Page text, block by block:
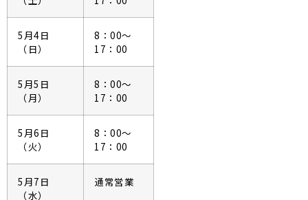
5月4日
（日）
8：00～
17：00
5月5日
（月）
8：00～
17：00
5月6日
（火）
8：00～
17：00
5月7日
（水）
通常営業